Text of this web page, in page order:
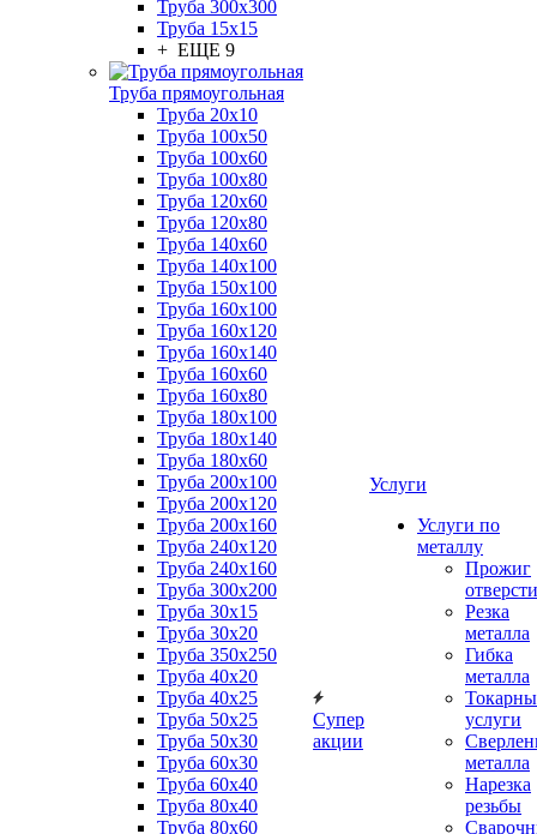
Труба 300x300
Труба 15x15
+ ЕЩЕ 9
Труба прямоугольная
Труба 20x10
Труба 100x50
Труба 100x60
Труба 100x80
Труба 120x60
Труба 120x80
Труба 140x60
Труба 140x100
Труба 150x100
Труба 160x100
Труба 160x120
Труба 160x140
Труба 160x60
Труба 160x80
Труба 180x100
Труба 180x140
Труба 180x60
Труба 200x100
Труба 200x120
Труба 200x160
Труба 240x120
Труба 240x160
Труба 300x200
Труба 30x15
Труба 30x20
Труба 350x250
Труба 40x20
Труба 40x25
Труба 50x25
Труба 50x30
Труба 60x30
Труба 60x40
Труба 80x40
Труба 80x60
Супер
акции
Услуги
Услуги по
металлу
Прожиг
Резка
металла
Гибка
металла
услуги
металла
Нарезка
резьбы